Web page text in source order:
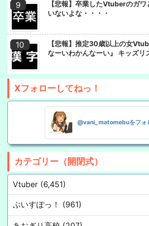
【悲報】卒業したVtuberのガ
いないよな・・・・
【悲報】推定30歳以上の女
なーいわかんなーい』 キッズリ
Xフォローしてねっ！
@vani_matomebuをフォ
カテゴリー（開閉式）
Vtuber (6,451)
ぶいすぽっ！ (961)